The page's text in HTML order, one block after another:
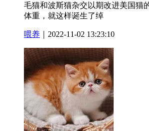
毛猫和波斯猫杂交以期改进美国猫
体重，就这样诞生了绰
喂养 ｜2022-11-02 13:23:10